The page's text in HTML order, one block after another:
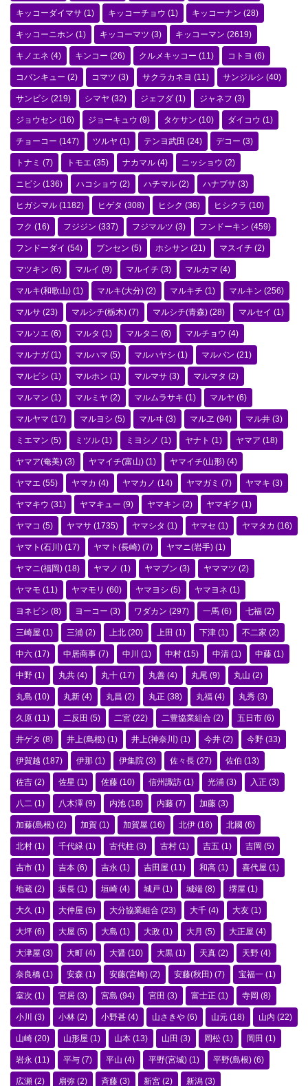
キッコーダイマサ (1) キッコーチョウ (1) キッコーナン (28)
キッコーニホン (1) キッコーマツ (3) キッコーマン (2619)
キノエネ (4) キンコー (26) クルメキッコー (11) コトヨ (6)
コバンキュー (2) コマツ (3) サクラカネヨ (11) サンジルシ (40)
サンビシ (219) シマヤ (32) ジェフダ (1) ジャネフ (3)
ジョウセン (16) ジョーキュウ (9) タケサン (10) ダイコウ (1)
チョーコー (147) ツルヤ (1) テンヨ武田 (24) デコー (3)
トナミ (7) トモエ (35) ナカマル (4) ニッショウ (2)
ニビシ (136) ハコショウ (2) ハチマル (2) ハナブサ (3)
ヒガシマル (1182) ヒゲタ (308) ヒシク (36) ヒシクラ (10)
フク (16) フジジン (337) フジマルツ (3) フンドーキン (459)
フンドーダイ (54) ブンセン (5) ホシサン (21) マスイチ (2)
マツキン (6) マルイ (9) マルイチ (3) マルカマ (4)
マルキ(和歌山) (1) マルキ(大分) (2) マルキチ (1) マルキン (256)
マルサ (23) マルシチ(栃木) (7) マルシチ(青森) (28) マルセイ (1)
マルソエ (6) マルタ (1) マルタニ (6) マルチョウ (4)
マルナガ (1) マルハマ (5) マルハヤシ (1) マルバン (21)
マルビシ (1) マルホン (1) マルマサ (3) マルマタ (2)
マルマン (1) マルミヤ (2) マルムラサキ (1) マルヤ (6)
マルヤマ (17) マルヨシ (5) マルヰ (3) マルヱ (94) マル井 (3)
ミエマン (5) ミツル (1) ミヨシノ (1) ヤナト (1) ヤマア (18)
ヤマア(奄美) (3) ヤマイチ(富山) (1) ヤマイチ(山形) (4)
ヤマエ (55) ヤマカ (4) ヤマカノ (14) ヤマガミ (7) ヤマキ (3)
ヤマキウ (31) ヤマキュー (9) ヤマキン (2) ヤマギク (1)
ヤマコ (5) ヤマサ (1735) ヤマシタ (1) ヤマセ (1) ヤマタカ (16)
ヤマト(石川) (17) ヤマト(長崎) (7) ヤマニ(岩手) (1)
ヤマニ(福岡) (18) ヤマノ (1) ヤマブン (3) ヤママツ (2)
ヤマモ (11) ヤマモリ (60) ヤマヨシ (5) ヤマヨネ (1)
ヨネビシ (8) ヨーコー (3) ワダカン (297) 一馬 (6) 七福 (2)
三崎屋 (1) 三浦 (2) 上北 (20) 上田 (1) 下津 (1) 不二家 (2)
中六 (17) 中居商事 (7) 中川 (1) 中村 (15) 中清 (1) 中藤 (1)
中野 (1) 丸共 (4) 丸十 (17) 丸善 (4) 丸尾 (9) 丸山 (2)
丸島 (10) 丸新 (4) 丸昌 (2) 丸正 (38) 丸福 (4) 丸秀 (3)
久原 (11) 二反田 (5) 二宮 (22) 二豊協業組合 (2) 五日市 (6)
井ゲタ (8) 井上(島根) (1) 井上(神奈川) (1) 今井 (2) 今野 (33)
伊賀越 (187) 伊那 (1) 伊集院 (3) 佐々長 (27) 佐伯 (13)
佐吉 (2) 佐星 (1) 佐藤 (10) 信州諏訪 (1) 光浦 (3) 入正 (3)
八二 (1) 八木澤 (9) 内池 (18) 内藤 (7) 加藤 (3)
加藤(島根) (2) 加賀 (1) 加賀屋 (16) 北伊 (16) 北國 (6)
北村 (1) 千代緑 (1) 古代柱 (3) 古村 (1) 吉五 (1) 吉岡 (5)
吉市 (1) 吉本 (6) 吉永 (1) 吉田屋 (11) 和高 (1) 喜代屋 (1)
地蔵 (2) 坂長 (1) 垣崎 (4) 城戸 (1) 城端 (8) 堺屋 (1)
大久 (1) 大仲屋 (5) 大分協業組合 (23) 大千 (4) 大友 (1)
大坪 (6) 大屋 (5) 大島 (1) 大政 (1) 大月 (5) 大正屋 (4)
大津屋 (3) 大町 (4) 大醤 (10) 大黒 (1) 天真 (2) 天野 (4)
奈良橋 (1) 安森 (1) 安藤(宮崎) (2) 安藤(秋田) (7) 宝福一 (1)
室次 (1) 宮居 (3) 宮島 (94) 宮田 (3) 富士正 (1) 寺岡 (8)
小川 (3) 小林 (2) 小野甚 (4) 山さきや (6) 山元 (18) 山内 (22)
山崎 (20) 山形屋 (1) 山本 (13) 山田 (3) 岡松 (1) 岡田 (1)
岩永 (11) 平与 (7) 平山 (4) 平野(宮城) (1) 平野(島根) (6)
広瀬 (2) 扇弥 (2) 斉藤 (3) 新宮 (2) 新潟 (3)